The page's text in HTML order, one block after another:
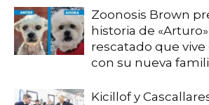
Zoonosis Brown
historia de
rescatado que
con su nueva
Kicillof y